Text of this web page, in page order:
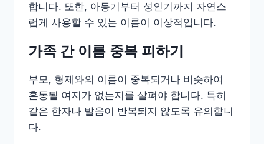
합니다. 또한, 아동기부터 성인기까지 자연스
럽게 사용할 수 있는 이름이 이상적입니다.
가족 간 이름 중복 피하기
부모, 형제와의 이름이 중복되거나 비슷하여
혼동될 여지가 없는지를 살펴야 합니다. 특히
같은 한자나 발음이 반복되지 않도록 유의합니
다.